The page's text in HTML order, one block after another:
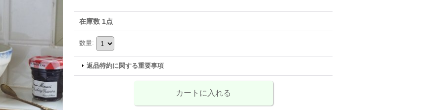
在庫数 1点
数量:
返品特約に関する重要事項